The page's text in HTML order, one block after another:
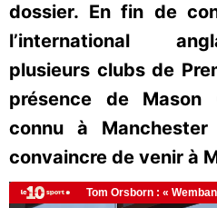
dossier. En fin de
l’international
plusieurs clubs de
présence de Mason
connu à
convaincre de venir à